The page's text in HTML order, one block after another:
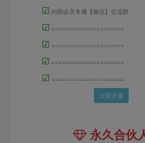
☑ 内部会员专属【微信】交流群
☑ =====================
☑ =====================
☑ =====================
☑ =====================
立即开通
永久合伙